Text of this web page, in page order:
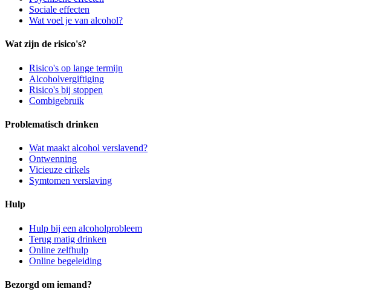
Sociale effecten
Wat voel je van alcohol?
Wat zijn de risico's?
Risico's op lange termijn
Alcoholvergiftiging
Risico's bij stoppen
Combigebruik
Problematisch drinken
Wat maakt alcohol verslavend?
Ontwenning
Vicieuze cirkels
Symtomen verslaving
Hulp
Hulp bij een alcoholprobleem
Terug matig drinken
Online zelfhulp
Online begeleiding
Bezorgd om iemand?